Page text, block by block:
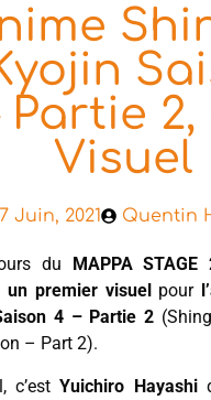
Partie 2,
Visuel
Juin, 2021 Quentin
du MAPPA STAGE
un premier visuelpour
4 – Partie 2
– Part 2).
c’estYuichiro Hayashi